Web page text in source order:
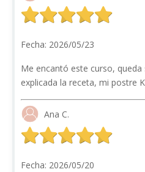
Fecha: 2026/05/23
Me encantó este curso,
explicada la receta, mi postre
Ana C.
Fecha: 2026/05/20